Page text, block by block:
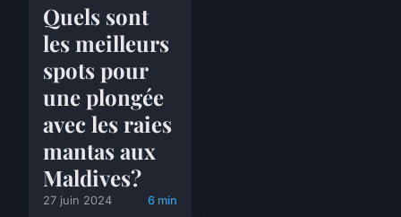
Quels sont
les meilleurs
spots pour
une plongée
avec les raies
mantas aux
Maldives?
27 juin 2024 6 min